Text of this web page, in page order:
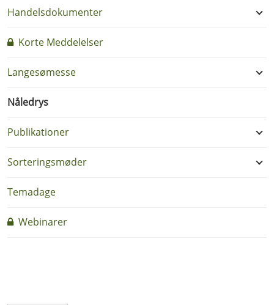
Handelsdokumenter
Korte Meddelelser
Langesømesse
Nåledrys
Publikationer
Sorteringsmøder
Temadage
Webinarer